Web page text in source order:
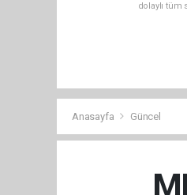
dolaylı
Anasayfa Güncel